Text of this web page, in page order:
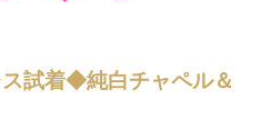
ス試着◆純白チャペル＆